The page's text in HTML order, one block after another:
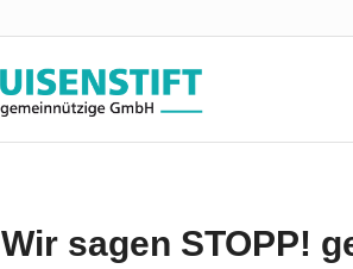
Wir sagen STOPP!